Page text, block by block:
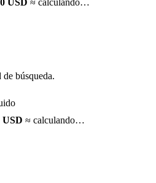
búsqueda.
USD ≈ calculando…